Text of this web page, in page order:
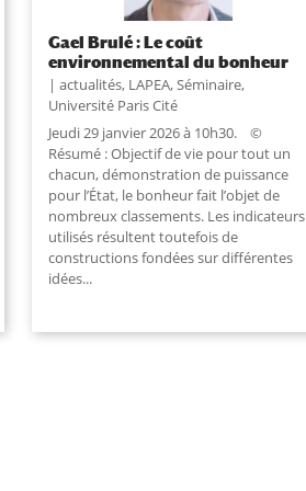
Gael Brulé : Le coût
environnemental du bonheur
actualités, LAPEA,Séminaire,
Université Paris Cité
Jeudi 29 janvier 2026 à 10h30. ©
Résumé : Objectif de vie pour tout un
chacun, démonstration de puissance
pour l’État, le bonheur fait l’objet de
nombreux classements. Les indicateurs
utilisés résultent toutefois de
constructions fondées sur différentes
idées...